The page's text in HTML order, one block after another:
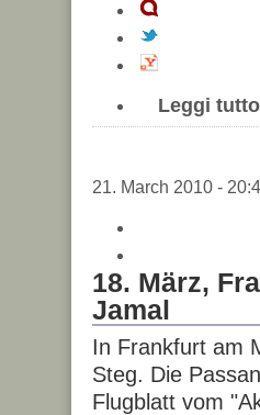
Leggi tutto
21. March 2010 -
18. März,
Jamal
In Frankfurt am
Steg. Die
Flugblatt vom